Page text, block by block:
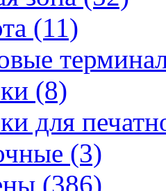
(11)
(8)
для
(3)
(386)